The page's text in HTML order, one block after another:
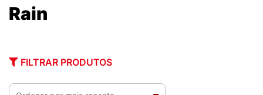
Rain
FILTRAR PRODUTOS